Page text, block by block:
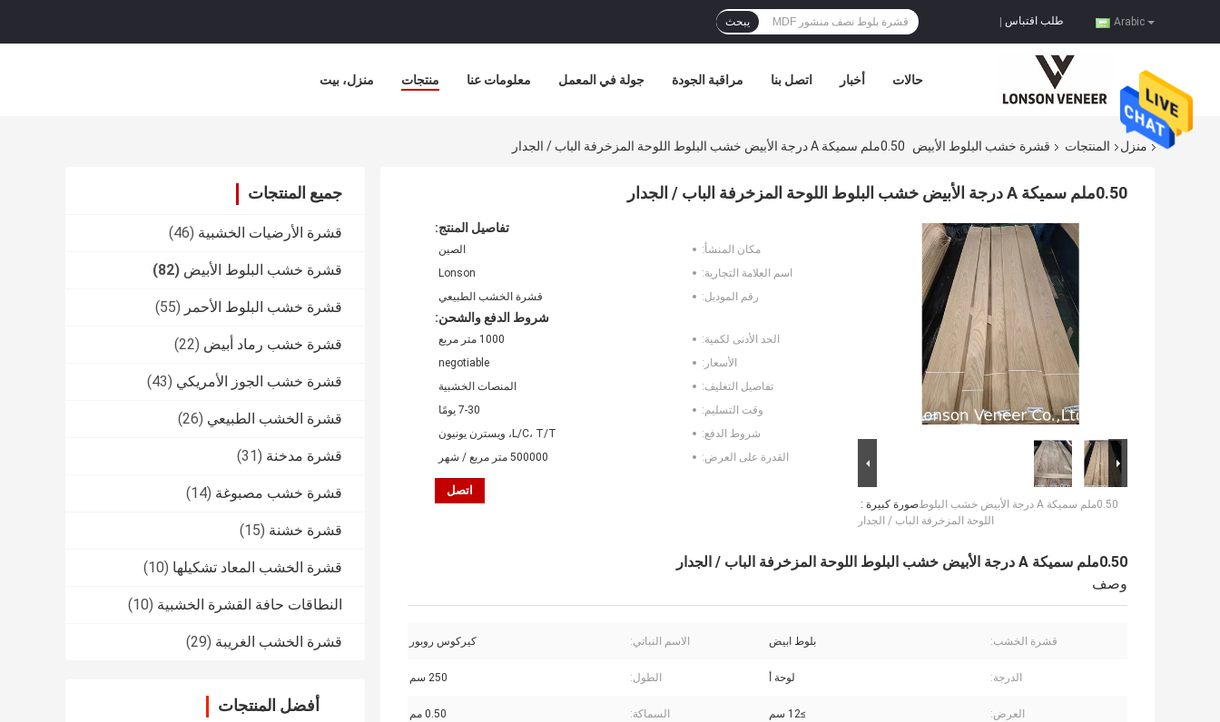
Arabic طلب اقتباس يبحث
منزل، بيت منتجات معلومات عنا جولة في المعمل مراقبة الجودة اتصل بنا أخبار حالات
منزل المنتجات قشرة خشب البلوط الأبيض 0.50ملم سميكة A درجة الأبيض خشب البلوط اللوحة المزخرفة الباب / الجدار
جميع المنتجات
قشرة الأرضيات الخشبية (46)
قشرة خشب البلوط الأبيض (82)
قشرة خشب البلوط الأحمر (55)
قشرة خشب رماد أبيض (22)
قشرة خشب الجوز الأمريكي (43)
قشرة الخشب الطبيعي (26)
قشرة مدخنة (31)
قشرة خشب مصبوغة (14)
قشرة خشنة (15)
قشرة الخشب المعاد تشكيلها (10)
النطاقات حافة القشرة الخشبية (10)
قشرة الخشب الغريبة (29)
أفضل المنتجات
0.50ملم سميكة A درجة الأبيض خشب البلوط اللوحة المزخرفة الباب / الجدار
صورة كبيرة :0.50ملم سميكة A درجة الأبيض خشب البلوط
اللوحة المزخرفة الباب / الجدار
تفاصيل المنتج:
مكان المنشأ:
الصين
اسم العلامة التجارية:
Lonson
رقم الموديل:
قشرة الخشب الطبيعي
شروط الدفع والشحن:
الحد الأدنى لكمية:
1000 متر مربع
الأسعار:
negotiable
تفاصيل التغليف:
المنصات الخشبية
وقت التسليم:
7-30 يومًا
شروط الدفع:
L/C، T/T، ويسترن يونيون
القدرة على العرض:
500000 متر مربع / شهر
اتصل
0.50ملم سميكة A درجة الأبيض خشب البلوط اللوحة المزخرفة الباب / الجدار
وصف
قشرة الخشب: بلوط ابيض الاسم النباتي: كيركوس روبور
الدرجة: لوحة أ الطول: 250 سم
العرض: ≥12 سم السماكة: 0.50 مم